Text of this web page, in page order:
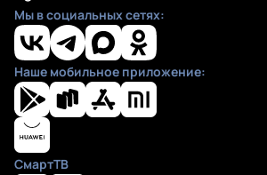
Мы в социальных сетях:
Наше мобильное приложение:
СмартТВ